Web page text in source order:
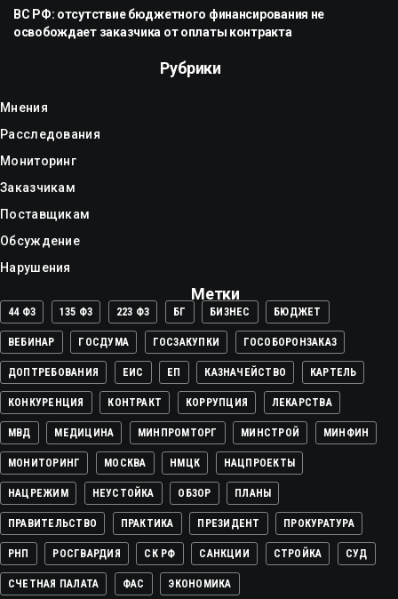
ВС РФ: отсутствие бюджетного финансирования не
освобождает заказчика от оплаты контракта
Рубрики
Мнения
Расследования
Мониторинг
Заказчикам
Поставщикам
Обсуждение
Нарушения
Метки
44 ФЗ 135 ФЗ 223 ФЗ БГ БИЗНЕС БЮДЖЕТ
ВЕБИНАР ГОСДУМА ГОСЗАКУПКИ ГОСОБОРОНЗАКАЗ
ДОПТРЕБОВАНИЯ ЕИС ЕП КАЗНАЧЕЙСТВО КАРТЕЛЬ
КОНКУРЕНЦИЯ КОНТРАКТ КОРРУПЦИЯ ЛЕКАРСТВА
МВД МЕДИЦИНА МИНПРОМТОРГ МИНСТРОЙ МИНФИН
МОНИТОРИНГ МОСКВА НМЦК НАЦПРОЕКТЫ
НАЦРЕЖИМ НЕУСТОЙКА ОБЗОР ПЛАНЫ
ПРАВИТЕЛЬСТВО ПРАКТИКА ПРЕЗИДЕНТ ПРОКУРАТУРА
РНП РОСГВАРДИЯ СК РФ САНКЦИИ СТРОЙКА СУД
СЧЕТНАЯ ПАЛАТА ФАС ЭКОНОМИКА